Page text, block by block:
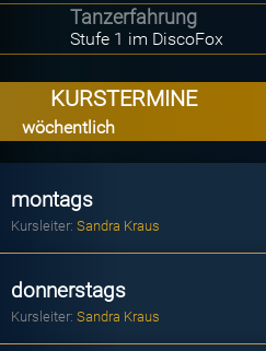
Tanzerfahrung
Stufe 1 im DiscoFox
KURSTERMINE
wöchentlich
montags
Kursleiter: Sandra Kraus
donnerstags
Kursleiter: Sandra Kraus